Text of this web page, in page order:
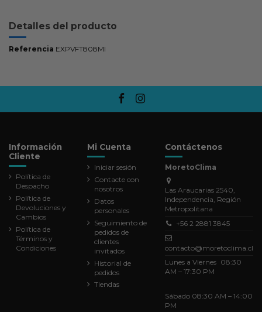
Detalles del producto
Referencia EXPVFT808MI
Información
Cliente
Política de
Despacho
Política de
Devoluciones y
Cambios
Política de
Términos y
Condiciones
Mi Cuenta
Iniciar sesión
Contacte con
nosotros
Datos
personales
Seguimiento de
pedidos de
clientes
invitados
Historial de
pedidos
Tiendas
Contáctenos
MoretoClima
Las Araucarias 2540,
Independencia, Región
Metropolitana
+56 2 2881 3845
contacto@moretoclima.cl
Lunes a Viernes 08:30
AM – 17:30 PM
Sábado 08:30 AM – 14:00
PM